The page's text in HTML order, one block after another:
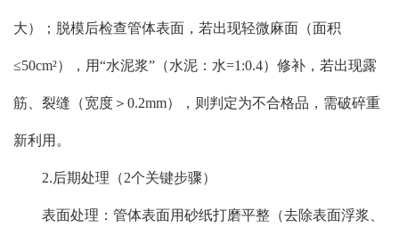
大）；脱模后检查管体表面，若出现轻微麻面（面积
≤50cm²），用“水泥浆”（水泥：水=1:0.4）修补，若出现露
筋、裂缝（宽度＞0.2mm），则判定为不合格品，需破碎重
新利用。
2.后期处理（2个关键步骤）
表面处理：管体表面用砂纸打磨平整（去除表面浮浆、